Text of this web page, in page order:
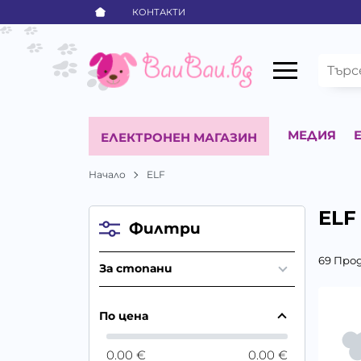
КОНТАКТИ
ЕЛЕКТРОНЕН МАГАЗИН МЕДИЯ
Начало ELF
ELF
69
Филтри
За стопани
По цена
0.00 € 0.00 €